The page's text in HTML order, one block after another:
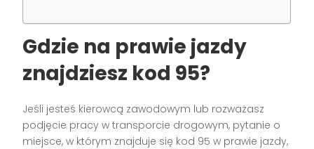
Gdzie na prawie jazdy
znajdziesz kod 95?
Jeśli jesteś kierowcą zawodowym lub rozważasz
podjęcie pracy w transporcie drogowym, pytanie o
miejsce, w którym znajduje się kod 95 w prawie jazdy,